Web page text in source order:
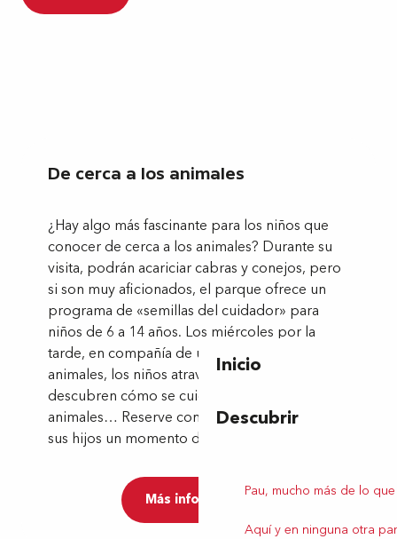
Inicio
Descubrir
Pau, mucho más de lo
Aquí y en ninguna otra
De cerca a los animales
¿Hay algo más fascinante para los niños que
conocer de cerca a los animales? Durante su
visita, podrán acariciar cabras y conejos, pero
si son muy aficionados, el parque ofrece un
programa de «semillas del cuidador» para
niños de 6 a 14 años. Los miércoles por la
tarde, en compañía de un cuidador de
animales, los niños atraviesan el espejo y
descubren cómo se cuida y alimenta a los
animales… Reserve con antelación y regale a
sus hijos un momento de pura diversión.
Más información